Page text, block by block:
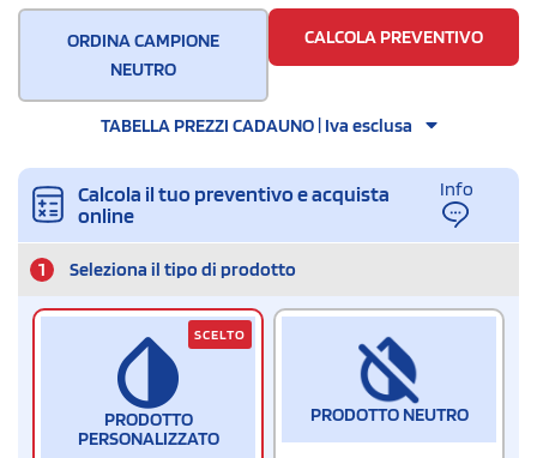
144
ORDINA CAMPIONE
NEUTRO
CALCOLA PREVENTIVO
TABELLA PREZZI CADAUNO | Iva esclusa
Calcola il tuo preventivo e acquista
online
Info
1 Seleziona il tipo di prodotto
PRODOTTO
PERSONALIZZATO
SCELTO
PRODOTTO NEUTRO